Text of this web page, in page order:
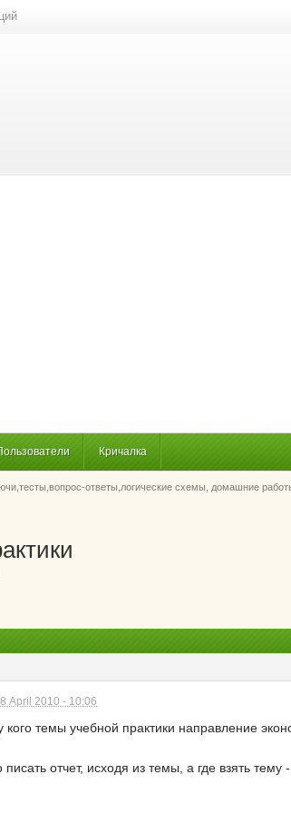
Кричалка
ответы,логические схемы, домашние
April 2010 - 10:06
кого темы учебной практики направление
писать отчет, исходя из темы, а где взять